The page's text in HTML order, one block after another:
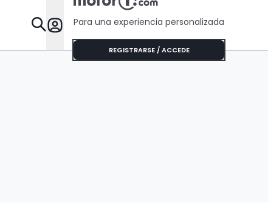
Para una experiencia personalizada
REGISTRARSE / ACCEDE